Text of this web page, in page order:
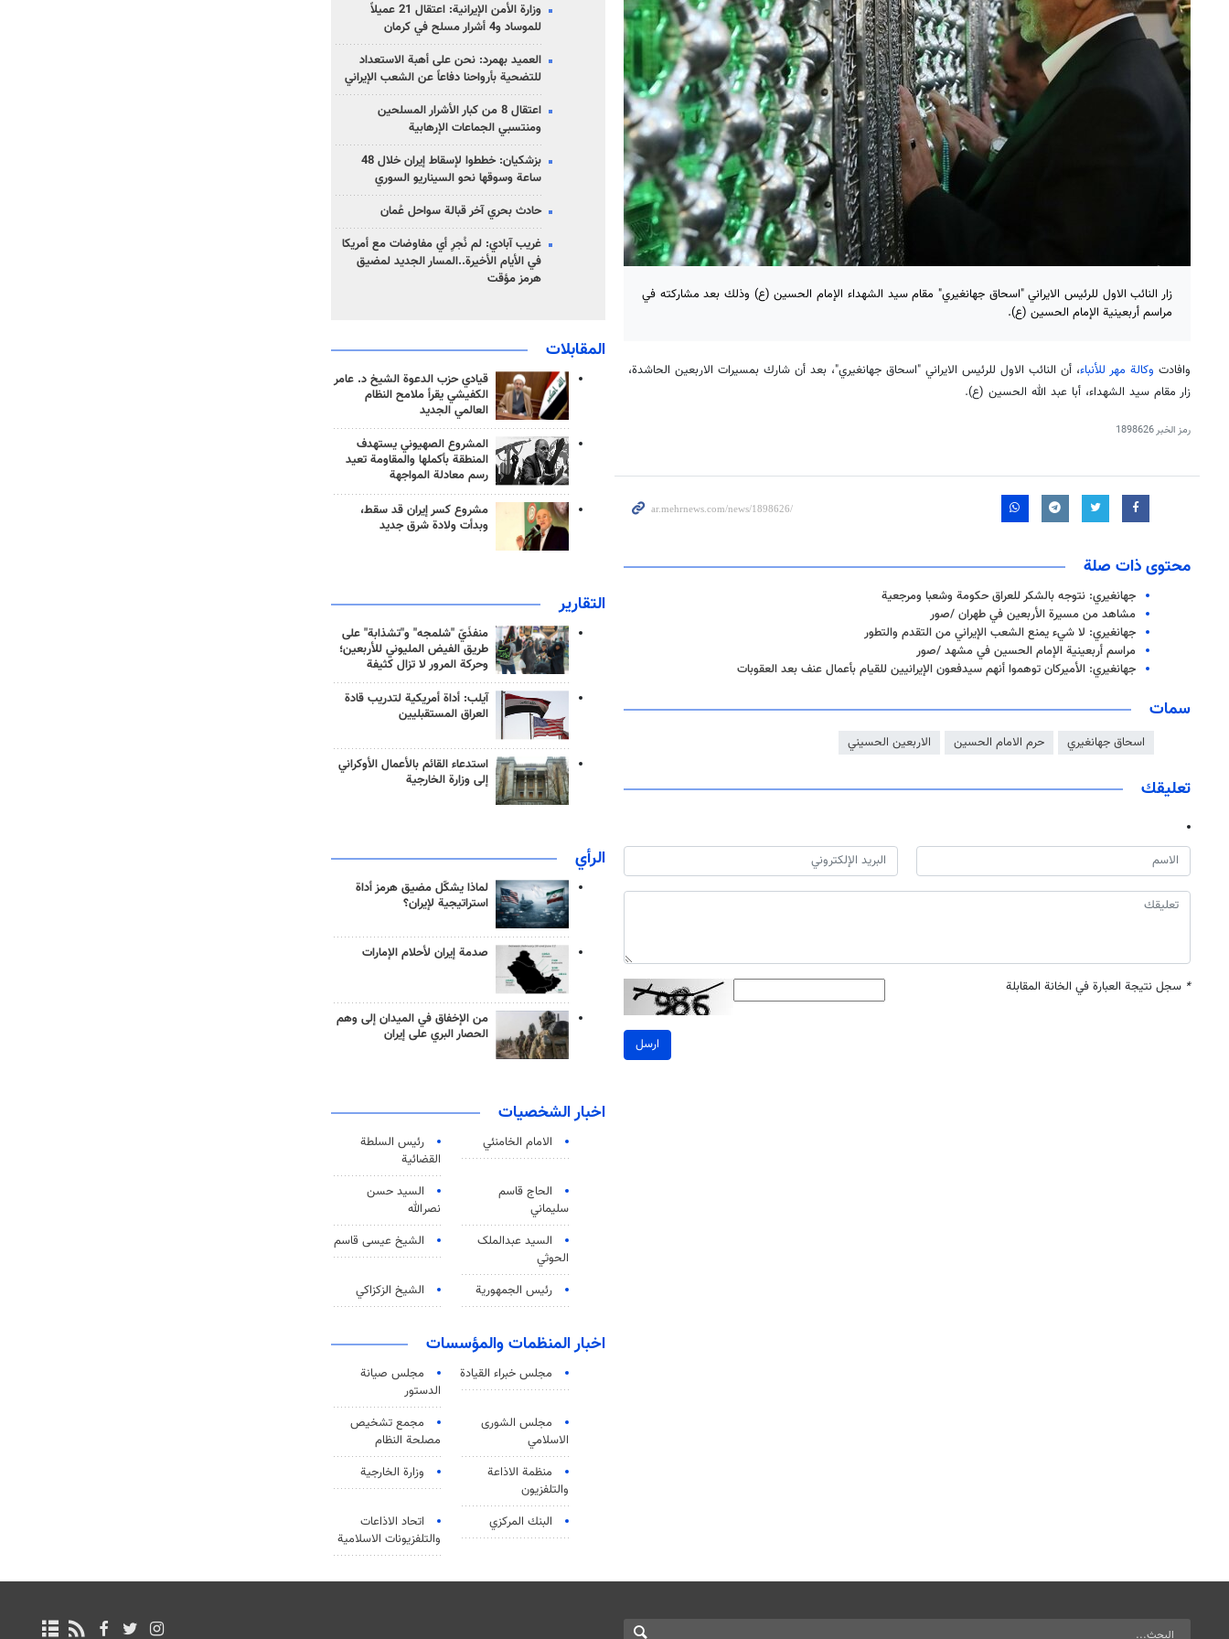
زار النائب الاول للرئيس الايراني "اسحاق جهانغيري" مقام سيد الشهداء الإمام الحسين (ع) وذلك بعد مشاركته في
مراسم أربعينية الإمام الحسين (ع).
وافادت وكالة مهر للأنباء، أن النائب الاول للرئيس الايراني "اسحاق جهانغيري"، بعد أن شارك بمسيرات الاربعين الحاشدة،
زار مقام سيد الشهداء، أبا عبد الله الحسين (ع).
رمز الخبر1898626
محتوى ذات صلة
جهانغیري: نتوجه بالشكر للعراق حكومة وشعبا ومرجعية
مشاهد من مسيرة الأربعين في طهران /صور
جهانغيري: لا شيء يمنع الشعب الإيراني من التقدم والتطور
مراسم أربعينية الإمام الحسين في مشهد /صور
جهانغيري: الأميركان توهموا أنهم سيدفعون الإيرانيين للقيام بأعمال عنف بعد العقوبات
سمات
اسحاق جهانغيري حرم الامام الحسين الاربعين الحسيني
تعليقك
* سجل نتيجة العبارة في الخانة المقابلة
ارسل
وزارة الأمن الإيرانية: اعتقال 21 عميلاً
للموساد و4 أشرار مسلح في كرمان
العميد بهمرد: نحن على أهبة الاستعداد
للتضحية بأرواحنا دفاعاً عن الشعب الإيراني
اعتقال 8 من كبار الأشرار المسلحين
ومنتسبي الجماعات الإرهابية
بزشكيان: خططوا لإسقاط إيران خلال 48
ساعة وسوقها نحو السيناريو السوري
حادث بحري آخر قبالة سواحل عُمان
غريب آبادي: لم نُجرِ أي مفاوضات مع أمريكا
في الأيام الأخيرة..المسار الجديد لمضيق
هرمز مؤقت
المقابلات
قيادي حزب الدعوة الشيخ د. عامر
الكفيشي يقرأ ملامح النظام
العالمي الجديد
المشروع الصهيوني يستهدف
المنطقة بأكملها والمقاومة تعيد
رسم معادلة المواجهة
مشروع كسر إيران قد سقط،
وبدأت ولادة شرق جديد
التقارير
منفذَيّ "شلمجه" و"تشذابة" على
طريق الفيض المليوني للأربعين؛
وحركة المرور لا تزال كثيفة
آيلب: أداة أمريكية لتدريب قادة
العراق المستقبليين
استدعاء القائم بالأعمال الأوكراني
إلى وزارة الخارجية
الرأي
لماذا يشكّل مضيق هرمز أداة
استراتيجية لإيران؟
صدمة إيران لأحلام الإمارات
من الإخفاق في الميدان إلى وهم
الحصار البري على إيران
اخبار الشخصيات
الامام الخامنئي
رئیس السلطة
القضائیة
الحاج قاسم
سليماني
السيد حسن
نصرالله
السید عبدالملک
الحوثي
الشيخ عيسى قاسم
رئيس الجمهورية الشيخ الزكزاكي
اخبار المنظمات والمؤسسات
مجلس خبراء القيادة
مجلس صيانة
الدستور
مجلس الشورى
الاسلامي
مجمع تشخيص
مصلحة النظام
منظمة الاذاعة
والتلفزیون
وزارة الخارجية
البنك المركزي
اتحاد الاذاعات
والتلفزيونات الاسلامية